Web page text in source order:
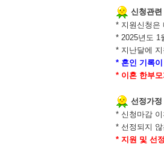
신청관
* 지원신청은
* 2025년도 1
* 지난달에
* 혼인 기록
* 이혼 한부
선정가정
* 신청마감
* 선정되지
* 지원 및 선